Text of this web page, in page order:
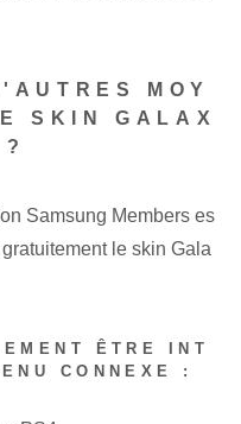
MOY
SKIN GALAX
Samsung Members es
le skin Gala
ÊTRE INT
CONNEXE :